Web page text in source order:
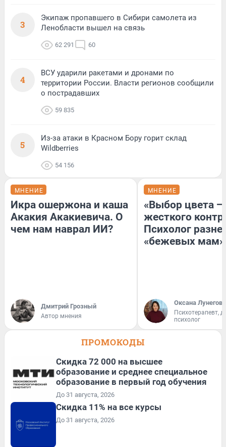
3
Экипаж пропавшего в Сибири самолета из
Ленобласти вышел на связь
62 291 60
4
ВСУ ударили ракетами и дронами по
территории России. Власти регионов сообщили
о пострадавших
59 835
5
Из-за атаки в Красном Бору горит склад
Wildberries
54 156
МНЕНИЕ
Икра ошержона и каша
Акакия Акакиевича. О
чем нам наврал ИИ?
Дмитрий Грозный
Автор мнения
МНЕНИЕ
«Выбор цвета —
жесткого
Психолог
«бежевых мам»
Оксана Лунегова
Психотерапевт,
психолог
ПРОМОКОДЫ
Скидка 72 000 на высшее
образование и среднее специальное
образование в первый год обучения
До 31 августа, 2026
Скидка 11% на все курсы
До 31 августа, 2026